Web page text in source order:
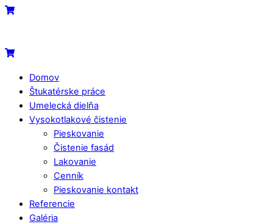
Skip
Menu
Cart
Cart
Domov
Štukatérske práce
Umelecká dielňa
Vysokotlakové čistenie
Pieskovanie
Čistenie fasád
Lakovanie
Cenník
Pieskovanie kontakt
Referencie
Galéria